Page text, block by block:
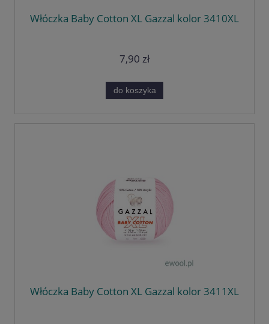
Włóczka Baby Cotton XL Gazzal kolor 3410XL
7,90 zł
do koszyka
Włóczka Baby Cotton XL Gazzal kolor 3411XL